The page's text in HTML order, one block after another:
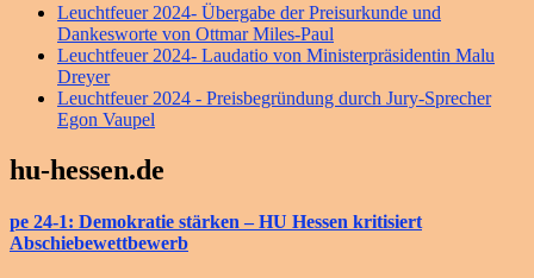
Leuchtfeuer 2024- Übergabe der Preisurkunde und
Dankesworte von Ottmar Miles-Paul
Leuchtfeuer 2024- Laudatio von Ministerpräsidentin Malu
Dreyer
Leuchtfeuer 2024 - Preisbegründung durch Jury-Sprecher
Egon Vaupel
hu-hessen.de
pe 24-1: Demokratie stärken – HU Hessen kritisiert
Abschiebewettbewerb